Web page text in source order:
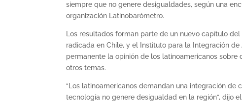
siempre que no genere desigualdades, según una
organización Latinobarómetro.
Los resultados forman parte de un nuevo capítulo
radicada en Chile, y el Instituto para la Integración
permanente la opinión de los latinoamericanos
otros temas.
“Los latinoamericanos demandan una integración
tecnología no genere desigualdad en la región”, dijo